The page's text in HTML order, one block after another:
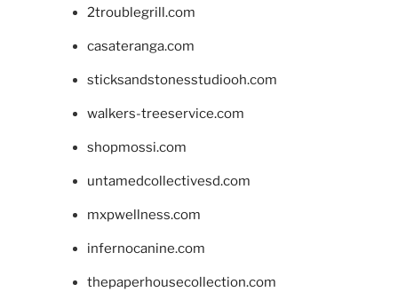
2troublegrill.com
casateranga.com
sticksandstonesstudiooh.com
walkers-treeservice.com
shopmossi.com
untamedcollectivesd.com
mxpwellness.com
infernocanine.com
thepaperhousecollection.com